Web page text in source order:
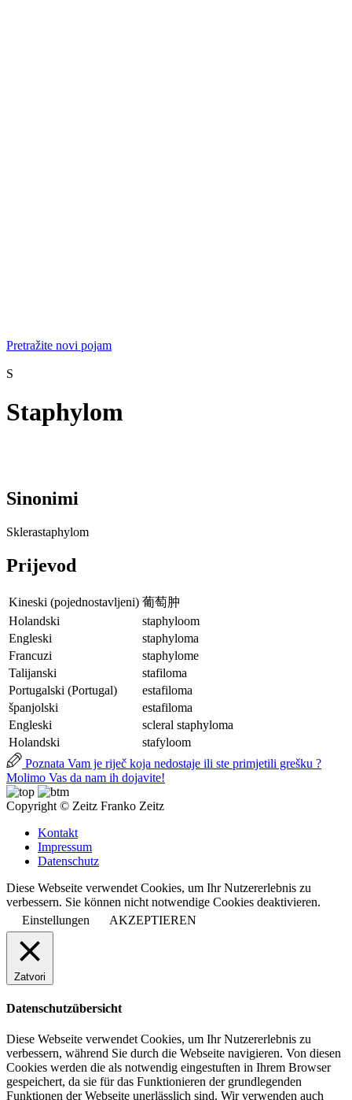
Pretražite novi pojam
S
Staphylom
Sinonimi
Sklerastaphylom
Prijevod
Kineski (pojednostavljeni) 葡萄肿
Holandski
staphyloom
Engleski
staphyloma
Francuzi
staphylome
Talijanski
stafiloma
Portugalski (Portugal)
estafiloma
španjolski
estafiloma
Engleski
scleral staphyloma
Holandski
stafyloom
Poznata Vam je riječ koja nedostaje ili ste primjetili grešku ?
Molimo Vas da nam ih dojavite!
Copyright © Zeitz Franko Zeitz
Kontakt
Impressum
Datenschutz
Diese Webseite verwendet Cookies, um Ihr Nutzererlebnis zu
verbessern. Sie können nicht notwendige Cookies deaktivieren.
Einstellungen
AKZEPTIEREN
Zatvori
Datenschutzübersicht
Diese Webseite verwendet Cookies, um Ihr Nutzererlebnis zu
verbessern, während Sie durch die Webseite navigieren. Von diesen
Cookies werden die als notwendig eingestuften in Ihrem Browser
gespeichert, da sie für das Funktionieren der grundlegenden
Funktionen der Webseite unerlässlich sind. Wir verwenden auch